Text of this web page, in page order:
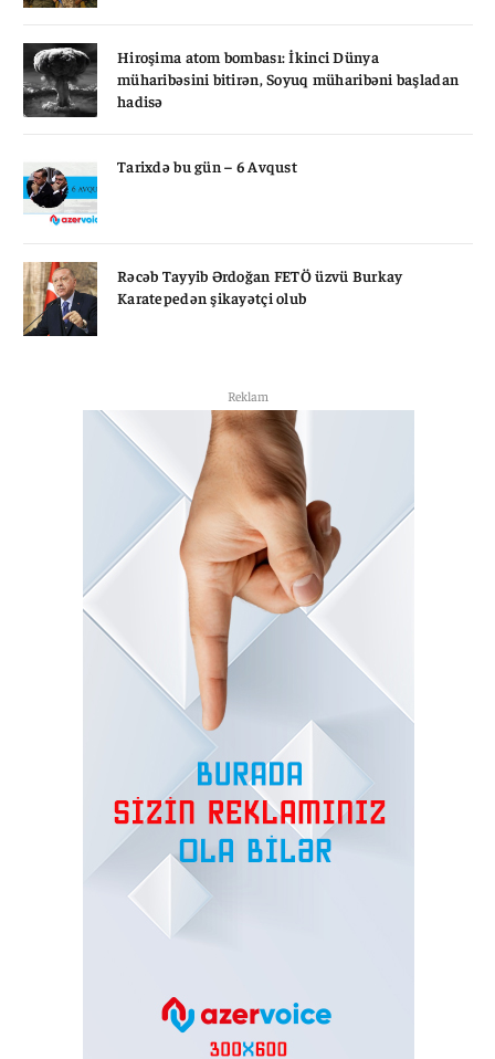
Hiroşima atom bombası: İkinci Dünya
müharibəsini bitirən, Soyuq müharibəni başladan
hadisə
Tarixdə bu gün – 6 Avqust
Rəcəb Tayyib Ərdoğan FETÖ üzvü Burkay
Karatepedən şikayətçi olub
Reklam